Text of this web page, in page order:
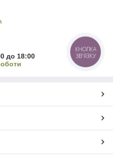
до 18:00
КНОПКА
ЗВ'ЯЗКУ